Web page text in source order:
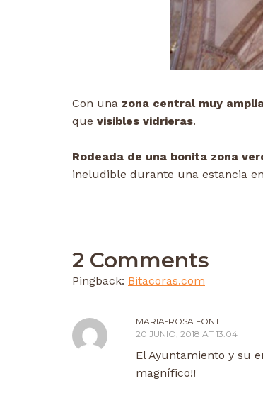
Con una zona central muy
que visibles vidrieras.
Rodeada de una bonita zona
ineludible durante una estancia
2 Comments
Pingback: Bitacoras.com
MARIA-ROSA FONT
20 JUNIO, 2018 AT 13:04
El Ayuntamiento y su
magnífico!!